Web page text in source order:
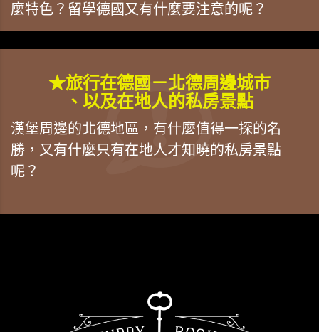
麼特色？留學德國又有什麼要注意的呢？
★旅行在德國－北德周邊城市
、以及在地人的私房景點
漢堡周邊的北德地區，有什麼值得一探的名
勝，又有什麼只有在地人才知曉的私房景點
呢？